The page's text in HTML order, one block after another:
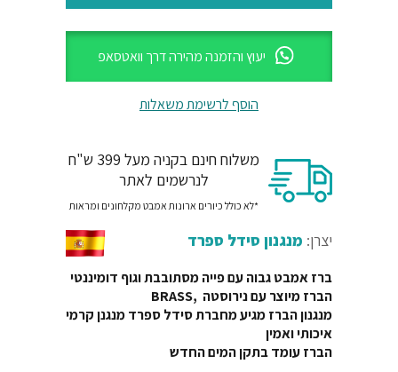
יעוץ והזמנה מהירה דרך וואטסאפ
הוסף לרשימת משאלות
משלוח חינם בקניה מעל 399 ש"ח
לנרשמים לאתר
*לא כולל כיורים ארונות אמבט מקלחונים ומראות
יצרן: מנגנון סידל ספרד
ברז אמבט גבוה עם פייה מסתובבת וגוף דומיננטי
הברז מיוצר עם נירוסטה ,BRASS
מנגנון הברז מגיע מחברת סידל ספרד מנגנן קרמי
איכותי ואמין
הברז עומד בתקן המים החדש